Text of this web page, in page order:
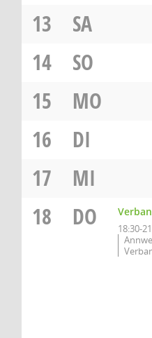
13
SA
14
SO
15
MO
16
DI
17
MI
18
DO
18:30-